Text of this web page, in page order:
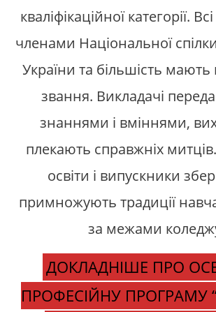
кваліфікаційної категорії.
членами Національної
України та більшість мають
звання. Викладачі
знаннями і вміннями,
плекають справжніх
освіти і випускники
примножують традиції
за межами
ДОКЛАДНІШЕ ПРО
ПРОФЕСІЙНУ ПРОГРАМУ